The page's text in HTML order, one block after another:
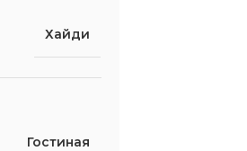
Хайди
Гостиная